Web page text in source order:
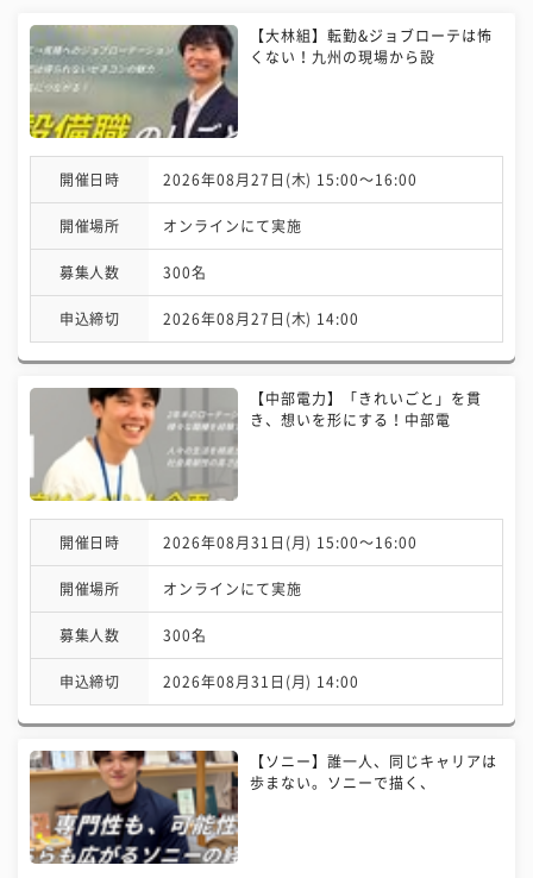
【大林組】転勤&ジョブローテは怖
くない！九州の現場から設
開催日時 2026年08月27日(木) 15:00〜16:00
開催場所 オンラインにて実施
募集人数 300名
申込締切 2026年08月27日(木) 14:00
【中部電力】「きれいごと」を貫
き、想いを形にする！中部電
開催日時 2026年08月31日(月) 15:00〜16:00
開催場所 オンラインにて実施
募集人数 300名
申込締切 2026年08月31日(月) 14:00
【ソニー】誰一人、同じキャリアは
歩まない。ソニーで描く、